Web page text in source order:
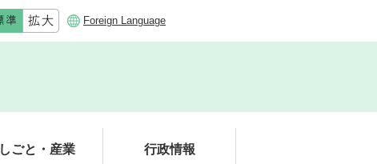
Foreign Language
しごと・産業 行政情報